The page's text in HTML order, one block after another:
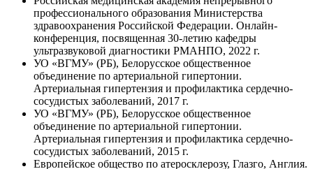
профессионального образования Министерства
здравоохранения Российской Федерации. Онлайн-
конференция, посвященная 30-летию кафедры
ультразвуковой диагностики РМАНПО, 2022 г.
УО «ВГМУ» (РБ), Белорусское общественное
объединение по артериальной гипертонии.
Артериальная гипертензия и профилактика сердечно-
сосудистых заболеваний, 2017 г.
УО «ВГМУ» (РБ), Белорусское общественное
объединение по артериальной гипертонии.
Артериальная гипертензия и профилактика сердечно-
сосудистых заболеваний, 2015 г.
Европейское общество по атеросклерозу, Глазго, Англия.